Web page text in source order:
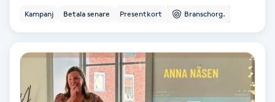
Ansiktsbehandling djuprengörande
Babylights
Balayage
Kampanj Betala senare Presentkort Branschorg.